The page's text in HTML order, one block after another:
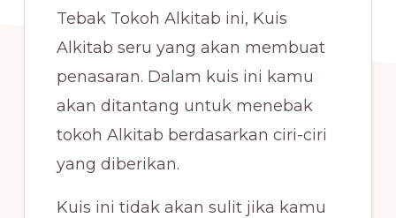
Tebak Tokoh Alkitab ini, Kuis
Alkitab seru yang akan membuat
penasaran. Dalam kuis ini kamu
akan ditantang untuk menebak
tokoh Alkitab berdasarkan ciri-ciri
yang diberikan.
Kuis ini tidak akan sulit jika kamu